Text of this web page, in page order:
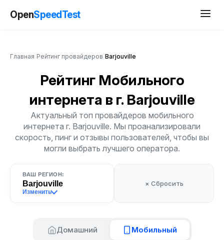
OpenSpeedTest
Главная Рейтинг провайдеров Barjouville
Рейтинг Мобильного
интернета в г. Barjouville
Актуальный топ провайдеров мобильного
интернета г. Barjouville. Мы проанализировали
скорость, пинг и отзывы пользователей, чтобы вы
могли выбрать лучшего оператора.
ВАШ РЕГИОН:
Barjouville
Изменить
× Сбросить
Домашний Мобильный